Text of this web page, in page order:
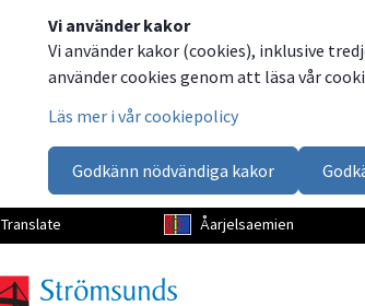
Vi använder kakor
Vi använder kakor (cookies), inklusive
använder cookies genom att läsa vår
Läs mer i vår cookiepolicy
Godkänn nödvändiga kakor
Translate Åarjelsaemien